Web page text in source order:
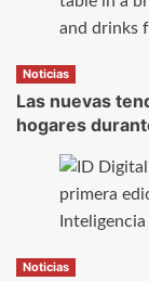
Noticias
Las nuevas
hogares
Noticias